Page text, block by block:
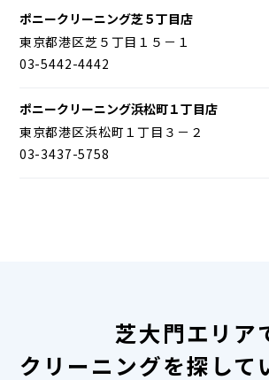
ポニークリーニング芝５丁目店
東京都港区芝５丁目１５－１
03-5442-4442
ポニークリーニング浜松町１丁目店
東京都港区浜松町１丁目３－２
03-3437-5758
芝大門エリア
クリーニングを探して